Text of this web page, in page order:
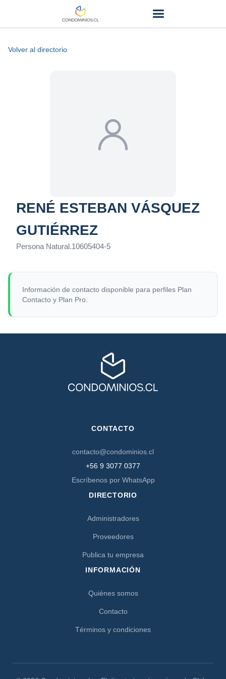
Volver al directorio
RENÉ ESTEBAN VÁSQUEZ
GUTIÉRREZ
Persona Natural.10605404-5
Información de contacto disponible para perfiles Plan
Contacto y Plan Pro.
CONTACTO
contacto@condominios.cl
+56 9 3077 0377
Escríbenos por WhatsApp
DIRECTORIO
Administradores
Proveedores
Publica tu empresa
INFORMACIÓN
Quiénes somos
Contacto
Términos y condiciones